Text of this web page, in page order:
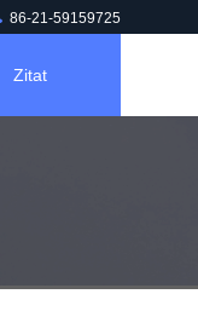
86-21-59159725
Zitat